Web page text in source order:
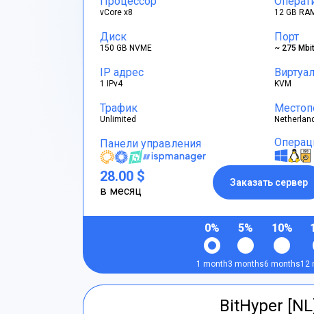
vCore x8 12 GB
Диск
150 GB NVME
Порт
~ 275
IP адрес
1 IPv4 KVM
Трафик
Unlimited
Панели управления
28.00 $
в месяц
Заказать сервер
0%
1 month
5%
3 months
10%
6 months12
BitHyper [NL]